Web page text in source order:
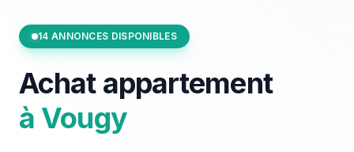
14 ANNONCES DISPONIBLES
Achat appartement
à Vougy